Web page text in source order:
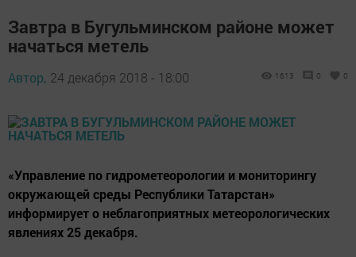
Завтра в Бугульминском районе может
начаться метель
Автор, 24 декабря 2018 - 18:00 1613 0 0
«Управление по гидрометеорологии и мониторингу
окружающей среды Республики Татарстан»
информирует о неблагоприятных метеорологических
явлениях 25 декабря.